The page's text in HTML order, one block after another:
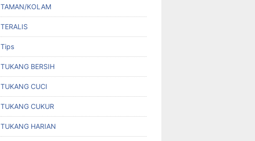
TAMAN/KOLAM
TERALIS
Tips
TUKANG BERSIH
TUKANG CUCI
TUKANG CUKUR
TUKANG HARIAN